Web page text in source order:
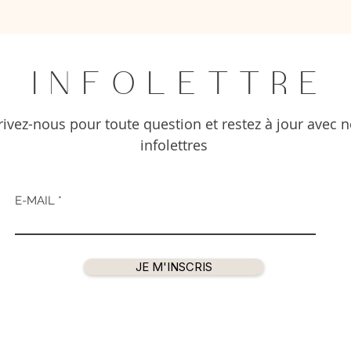
I N F O L E T T R E
nous pour toute question et restez à jour avec
infolettres
E-MAIL
JE M'INSCRIS